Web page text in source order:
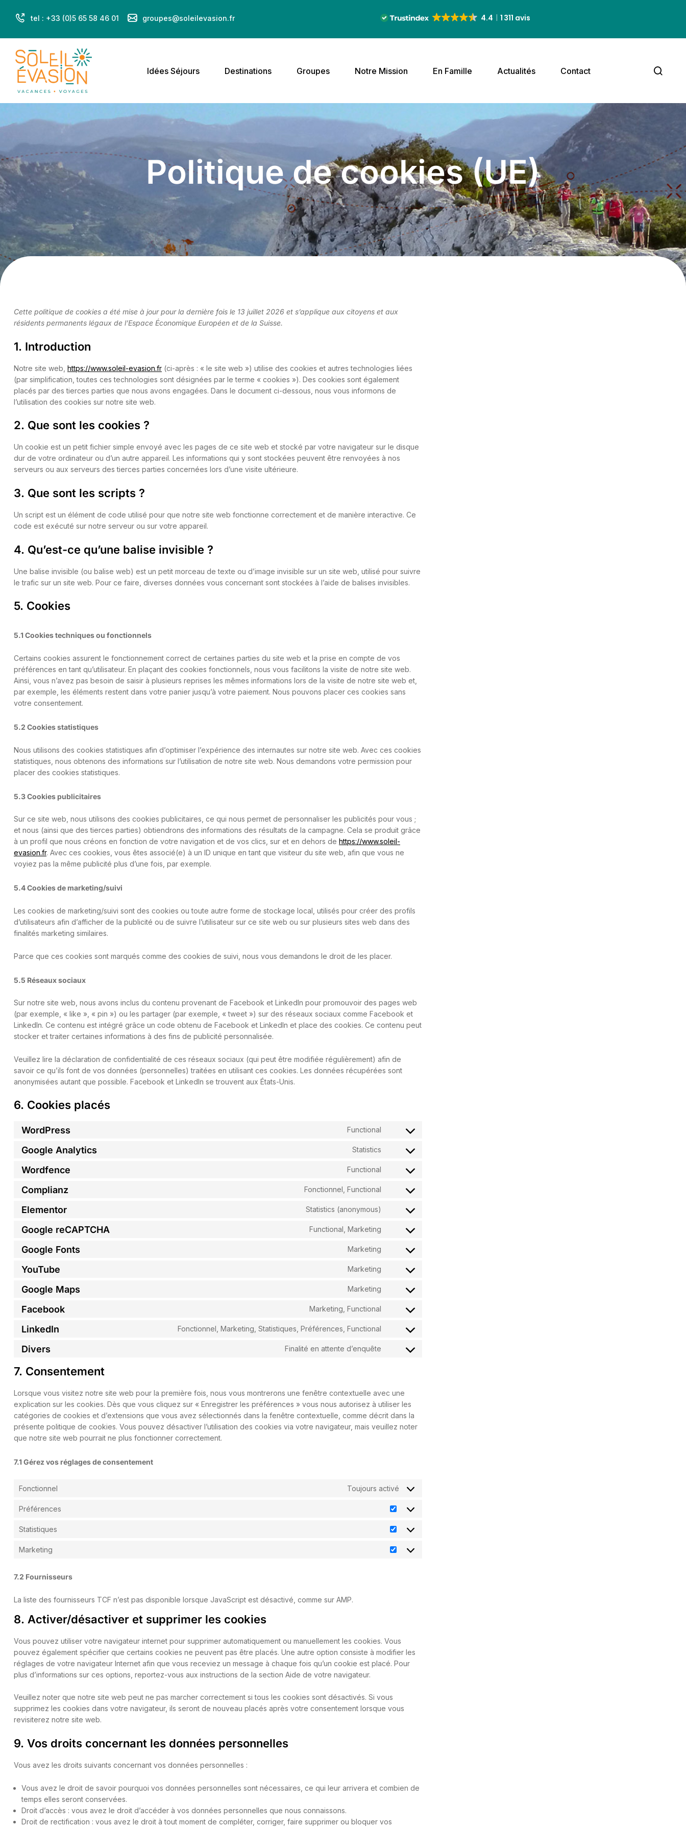
tel : +33 (0)5 65 58 46 01 groupes@soleilevasion.fr 4.4 1 311 avis
Idées Séjours Destinations Groupes Notre Mission En Famille Actualités Contact
Politique de cookies (UE)
Cette politique de cookies a été mise à jour pour la dernière fois le 13 juillet 2026 et s’applique aux citoyens et aux
résidents permanents légaux de l’Espace Économique Européen et de la Suisse.
1. Introduction
Notre site web, https://www.soleil-evasion.fr (ci-après : « le site web ») utilise des cookies et autres technologies liées
(par simplification, toutes ces technologies sont désignées par le terme « cookies »). Des cookies sont également
placés par des tierces parties que nous avons engagées. Dans le document ci-dessous, nous vous informons de
l’utilisation des cookies sur notre site web.
2. Que sont les cookies ?
Un cookie est un petit fichier simple envoyé avec les pages de ce site web et stocké par votre navigateur sur le disque
dur de votre ordinateur ou d’un autre appareil. Les informations qui y sont stockées peuvent être renvoyées à nos
serveurs ou aux serveurs des tierces parties concernées lors d’une visite ultérieure.
3. Que sont les scripts ?
Un script est un élément de code utilisé pour que notre site web fonctionne correctement et de manière interactive. Ce
code est exécuté sur notre serveur ou sur votre appareil.
4. Qu’est-ce qu’une balise invisible ?
Une balise invisible (ou balise web) est un petit morceau de texte ou d’image invisible sur un site web, utilisé pour suivre
le trafic sur un site web. Pour ce faire, diverses données vous concernant sont stockées à l’aide de balises invisibles.
5. Cookies
5.1 Cookies techniques ou fonctionnels
Certains cookies assurent le fonctionnement correct de certaines parties du site web et la prise en compte de vos
préférences en tant qu’utilisateur. En plaçant des cookies fonctionnels, nous vous facilitons la visite de notre site web.
Ainsi, vous n’avez pas besoin de saisir à plusieurs reprises les mêmes informations lors de la visite de notre site web et,
par exemple, les éléments restent dans votre panier jusqu’à votre paiement. Nous pouvons placer ces cookies sans
votre consentement.
5.2 Cookies statistiques
Nous utilisons des cookies statistiques afin d’optimiser l’expérience des internautes sur notre site web. Avec ces cookies
statistiques, nous obtenons des informations sur l’utilisation de notre site web. Nous demandons votre permission pour
placer des cookies statistiques.
5.3 Cookies publicitaires
Sur ce site web, nous utilisons des cookies publicitaires, ce qui nous permet de personnaliser les publicités pour vous ;
et nous (ainsi que des tierces parties) obtiendrons des informations des résultats de la campagne. Cela se produit grâce
à un profil que nous créons en fonction de votre navigation et de vos clics, sur et en dehors de https://www.soleil-
evasion.fr. Avec ces cookies, vous êtes associé(e) à un ID unique en tant que visiteur du site web, afin que vous ne
voyiez pas la même publicité plus d’une fois, par exemple.
5.4 Cookies de marketing/suivi
Les cookies de marketing/suivi sont des cookies ou toute autre forme de stockage local, utilisés pour créer des profils
d’utilisateurs afin d’afficher de la publicité ou de suivre l’utilisateur sur ce site web ou sur plusieurs sites web dans des
finalités marketing similaires.
Parce que ces cookies sont marqués comme des cookies de suivi, nous vous demandons le droit de les placer.
5.5 Réseaux sociaux
Sur notre site web, nous avons inclus du contenu provenant de Facebook et LinkedIn pour promouvoir des pages web
(par exemple, « like », « pin ») ou les partager (par exemple, « tweet ») sur des réseaux sociaux comme Facebook et
LinkedIn. Ce contenu est intégré grâce un code obtenu de Facebook et LinkedIn et place des cookies. Ce contenu peut
stocker et traiter certaines informations à des fins de publicité personnalisée.
Veuillez lire la déclaration de confidentialité de ces réseaux sociaux (qui peut être modifiée régulièrement) afin de
savoir ce qu’ils font de vos données (personnelles) traitées en utilisant ces cookies. Les données récupérées sont
anonymisées autant que possible. Facebook et LinkedIn se trouvent aux États-Unis.
6. Cookies placés
WordPress Functional
Google Analytics Statistics
Wordfence Functional
Complianz Fonctionnel, Functional
Elementor Statistics (anonymous)
Google reCAPTCHA Functional, Marketing
Google Fonts Marketing
YouTube Marketing
Google Maps Marketing
Facebook Marketing, Functional
LinkedIn Fonctionnel, Marketing, Statistiques, Préférences, Functional
Divers Finalité en attente d’enquête
7. Consentement
Lorsque vous visitez notre site web pour la première fois, nous vous montrerons une fenêtre contextuelle avec une
explication sur les cookies. Dès que vous cliquez sur « Enregistrer les préférences » vous nous autorisez à utiliser les
catégories de cookies et d’extensions que vous avez sélectionnés dans la fenêtre contextuelle, comme décrit dans la
présente politique de cookies. Vous pouvez désactiver l’utilisation des cookies via votre navigateur, mais veuillez noter
que notre site web pourrait ne plus fonctionner correctement.
7.1 Gérez vos réglages de consentement
Fonctionnel Toujours activé
Préférences
Statistiques
Marketing
7.2 Fournisseurs
La liste des fournisseurs TCF n’est pas disponible lorsque JavaScript est désactivé, comme sur AMP.
8. Activer/désactiver et supprimer les cookies
Vous pouvez utiliser votre navigateur internet pour supprimer automatiquement ou manuellement les cookies. Vous
pouvez également spécifier que certains cookies ne peuvent pas être placés. Une autre option consiste à modifier les
réglages de votre navigateur Internet afin que vous receviez un message à chaque fois qu’un cookie est placé. Pour
plus d’informations sur ces options, reportez-vous aux instructions de la section Aide de votre navigateur.
Veuillez noter que notre site web peut ne pas marcher correctement si tous les cookies sont désactivés. Si vous
supprimez les cookies dans votre navigateur, ils seront de nouveau placés après votre consentement lorsque vous
revisiterez notre site web.
9. Vos droits concernant les données personnelles
Vous avez les droits suivants concernant vos données personnelles :
Vous avez le droit de savoir pourquoi vos données personnelles sont nécessaires, ce qui leur arrivera et combien de
temps elles seront conservées.
Droit d’accès : vous avez le droit d’accéder à vos données personnelles que nous connaissons.
Droit de rectification : vous avez le droit à tout moment de compléter, corriger, faire supprimer ou bloquer vos